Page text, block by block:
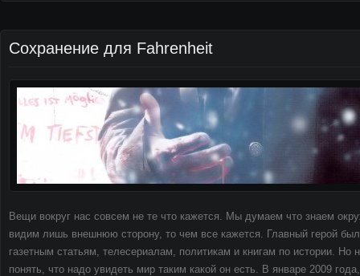
Сохранение для Fahrenheit
Вещи вокруг нас совсем не те что кажется. Мы думаем что знаем
видим лишь внешнюю сторону, то чем все кажется. Главный герой
газетным статьям, телесериалам, политикам и книгам по истории. Но
понять, что надо увидеть мир таким какой он есть. В январе 2009